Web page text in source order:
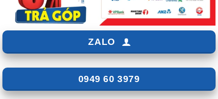
ZALO
0949 60 3979